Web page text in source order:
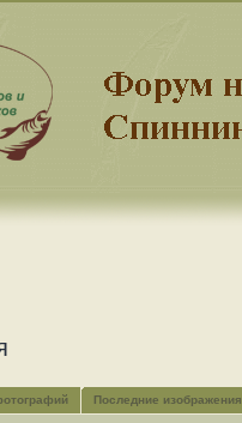
Последние изображения